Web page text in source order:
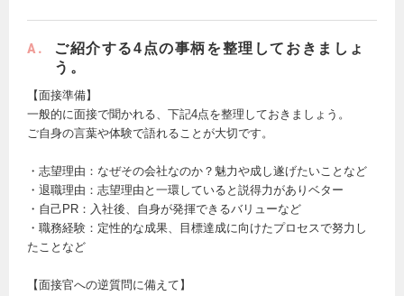
ご紹介する4点の事柄を整理しておきましょ
う。
【面接準備】
一般的に面接で聞かれる、下記4点を整理しておきましょう。
ご自身の言葉や体験で語れることが大切です。
・志望理由：なぜその会社なのか？魅力や成し遂げたいことなど
・退職理由：志望理由と一環していると説得力がありベター
・自己PR：入社後、自身が発揮できるバリューなど
・職務経験：定性的な成果、目標達成に向けたプロセスで努力し
たことなど
【面接官への逆質問に備えて】